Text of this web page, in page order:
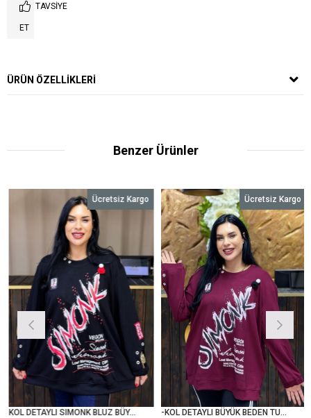
TAVSIYE
ET
ÜRÜN ÖZELLIKLERI
Benzer Ürünler
KOL DETAYLI SIMONK BLUZ BÜYÜK BEDEN SİYAH
Ücretsiz Kargo
-KOL DETAYLI BÜYÜK BEDEN TUNİK BLUZ
Ücretsiz Kargo